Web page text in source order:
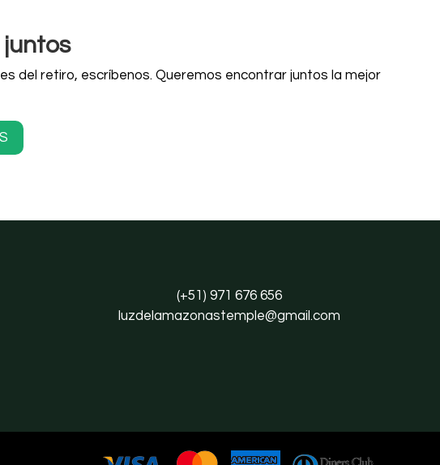
juntos
del retiro, escríbenos. Queremos encontrar juntos la mejor
(+51) 971 676 656
luzdelamazonastemple@gmail.com